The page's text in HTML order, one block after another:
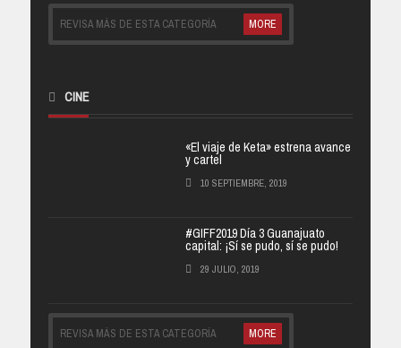
REVISA MÁS DE ESTA CATEGORÍA MORE
CINE
«El viaje de Keta» estrena avance
y cartel
10 SEPTIEMBRE, 2019
#GIFF2019 Día 3 Guanajuato
capital: ¡Sí se pudo, sí se pudo!
29 JULIO, 2019
REVISA MÁS DE ESTA CATEGORÍA MORE